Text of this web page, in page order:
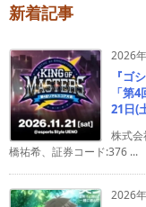
新着記事
2026
『ゴ
「第
21日(
株式
橋祐希、証券コード:376 ...
2026